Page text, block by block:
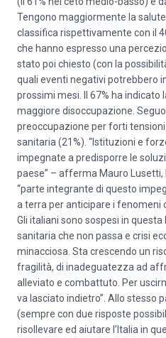
Tengono maggiormente la
classifica rispettivamente con il
che hanno espresso una
stato poi chiesto (con la
quali eventi negativi potrebbero
prossimi mesi. Il 67% ha indicato
maggiore disoccupazione.
preoccupazione per forti tensioni
sanitaria (21%). “Istituzioni e
impegnate a predisporre le
paese” – afferma Mauro Lusetti,
“parte integrante di questo
a terra per anticipare i fenomeni
Gli italiani sono sospesi in
sanitaria che non passa e crisi
minacciosa. Sta crescendo un
fragilità, di inadeguatezza ad
alleviato e combattuto. Per
va lasciato indietro”. Allo stesso
(sempre con due risposte
risollevare ed aiutare l’Italia in